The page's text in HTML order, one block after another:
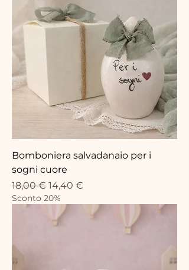
Bomboniera salvadanaio per i
sogni cuore
Standardpreis
18,00 € Sale-Preis
14,40 €
Sconto 20%